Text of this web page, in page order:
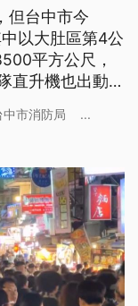
但台中市今
以大肚區第4公
平方公尺，
直升機也出動協
及。
中市消防局 ...